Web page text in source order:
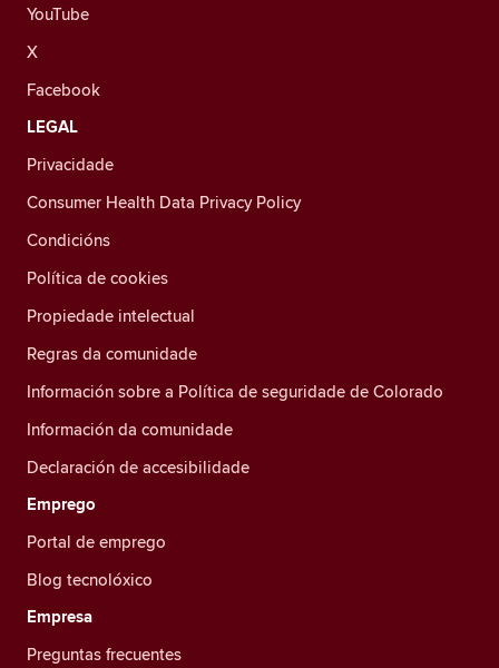
YouTube
X
Facebook
LEGAL
Privacidade
Consumer Health Data Privacy Policy
Condicións
Política de cookies
Propiedade intelectual
Regras da comunidade
Información sobre a Política de seguridade de Colorado
Información da comunidade
Declaración de accesibilidade
Emprego
Portal de emprego
Blog tecnolóxico
Empresa
Preguntas frecuentes